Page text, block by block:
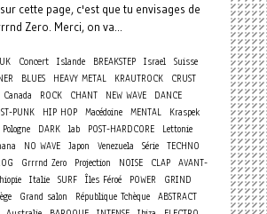
cette page, c'est que tu envisages de
Zero. Merci, on va...
UK Concert Islande BREAKSTEP Israel
Suisse
BLUES HEAVY METAL KRAUTROCK
CRUST
Canada ROCK CHANT NEW WAVE
DANCE
PUNK HIP HOP Macédoine MENTAL
Kraspek
Pologne DARK lab POST-HARDCORE
Lettonie
NO WAVE Japon Venezuela Série TECHNO
Grrrnd Zero Projection NOISE CLAP AVANT-
Italie SURF Îles Féroé POWER
GRIND
Grand salon République Tchèque
ABSTRACT